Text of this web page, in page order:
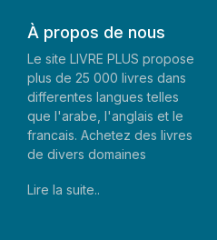
À propos de nous
Le site LIVRE PLUS propose
plus de 25 000 livres dans
differentes langues telles
que l'arabe, l'anglais et le
francais. Achetez des livres
de divers domaines
Lire la suite..